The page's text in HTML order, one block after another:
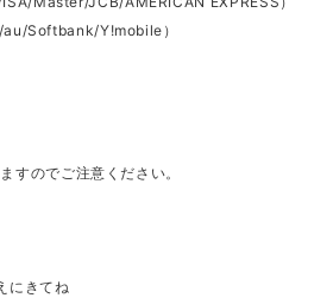
au/Softbank/Y!mobile）
すのでご注意ください。
にきてね